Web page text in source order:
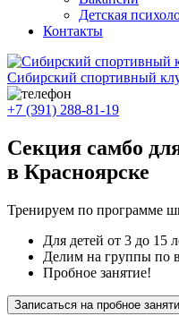
Детская
Контакты
Сибирский спортивный
+7 (391) 288-81-19
Секция самбо
в Красноярске
Тренируем по программе
Для детей от 3 до 15
Делим на группы по
Пробное занятие!
Записаться на пробное